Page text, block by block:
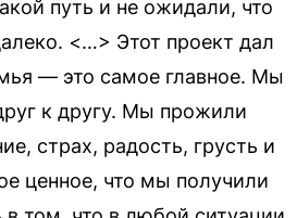
путь и не ожидали, что
<…> Этот проект дал
— это самое главное. Мы
к другу. Мы прожили
страх, радость, грусть и
ценное, что мы получили